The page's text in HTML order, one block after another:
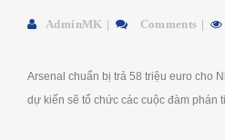
AdminMK Comments
Arsenal chuẩn bị trả 58 triệu euro cho
dự kiến ​​​​sẽ tổ chức các cuộc đàm phán